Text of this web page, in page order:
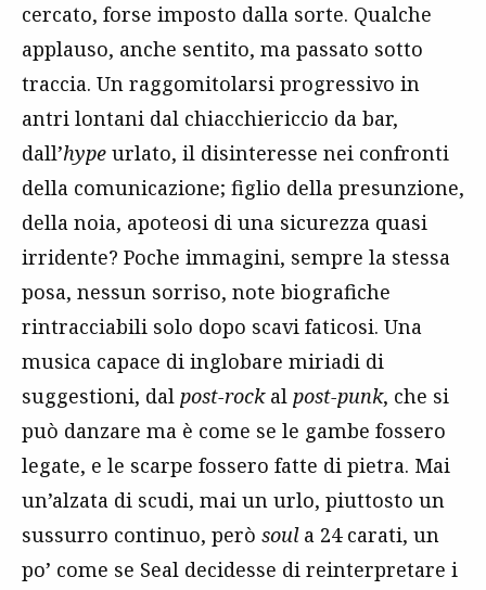
cercato, forse imposto dalla sorte. Qualche
applauso, anche sentito, ma passato sotto
traccia. Un raggomitolarsi progressivo in
antri lontani dal chiacchiericcio da bar,
dall’hype urlato, il disinteresse nei confronti
della comunicazione; figlio della presunzione,
della noia, apoteosi di una sicurezza quasi
irridente? Poche immagini, sempre la stessa
posa, nessun sorriso, note biografiche
rintracciabili solo dopo scavi faticosi. Una
musica capace di inglobare miriadi di
suggestioni, dal post-rockal post-punk, che si
può danzare ma è come se le gambe fossero
legate, e le scarpe fossero fatte di pietra. Mai
un’alzata di scudi, mai un urlo, piuttosto un
sussurro continuo, però soula 24 carati, un
po’ come se Seal decidesse di reinterpretare i